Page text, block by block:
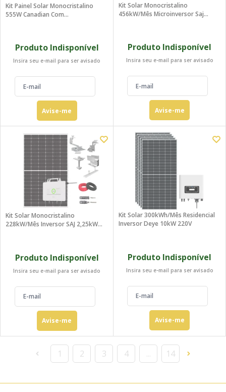
Kit Painel Solar Monocristalino
555W Canadian Com
Produto Indisponível
Insira seu e-mail para ser avisado
Avise-me
Kit Solar Monocristalino
456kW/mês Microinversor Saj
Produto Indisponível
Insira seu e-mail para ser avisado
Avise-me
Kit Solar Monocristalino
228kW/mês Inversor SAJ 2,25kW
Produto Indisponível
Insira seu e-mail para ser avisado
Avise-me
Kit Solar 300kWh/mês Residencial
Inversor Deye 10kW 220V
Produto Indisponível
Insira seu e-mail para ser avisado
Avise-me
1 2 3 4 ... 14